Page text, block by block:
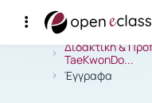
Αρχική Σελίδα
Διδακτική &
TaeKwonDo...
Έγγραφα
Μάθημα :